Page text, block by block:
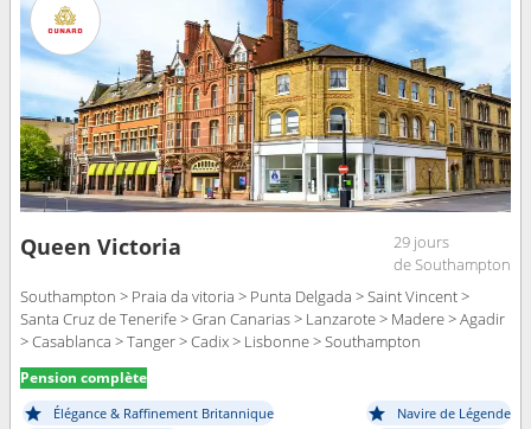
Queen Victoria
29 jours
de Southampton
Southampton > Praia da vitoria > Punta Delgada > Saint Vincent >
Santa Cruz de Tenerife > Gran Canarias > Lanzarote > Madere > Agadir
> Casablanca > Tanger > Cadix > Lisbonne > Southampton
Pension complète
Élégance & Raffinement Britannique
Navire de Légende